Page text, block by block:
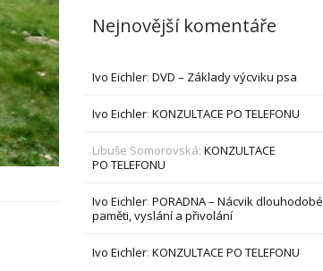
Nejnovější komentáře
Ivo Eichler:DVD – Základy výcviku psa
Ivo Eichler:KONZULTACE PO TELEFONU
Libuše Somorovská:KONZULTACE
PO TELEFONU
Ivo Eichler:PORADNA – Nácvik dlouhodobé
paměti, vyslání a přivolání
Ivo Eichler:KONZULTACE PO TELEFONU